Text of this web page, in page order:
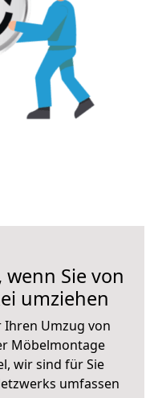
wenn Sie von
umziehen
Ihren Umzug von
Möbelmontage
wir sind für Sie
umfassen